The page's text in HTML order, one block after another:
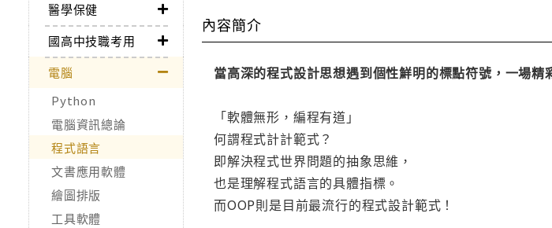
醫學保健
國高中技職考用
電腦
Python
電腦資訊總論
程式語言
文書應用軟體
繪圖排版
工具軟體
內容簡介
當高深的程式設計思想遇到個性鮮明的標點符號，一場
「軟體無形，編程有道」
何謂程式計計範式？
即解決程式世界問題的抽象思維，
也是理解程式語言的具體指標。
而OOP則是目前最流行的程式設計範式！